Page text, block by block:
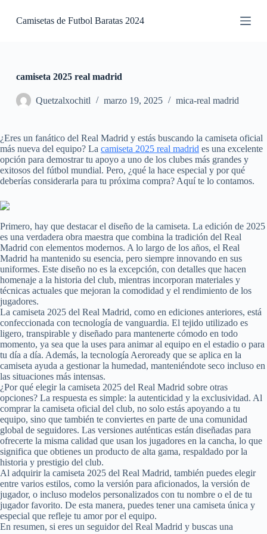
e
n
i
d
o
Camisetas de Futbol Baratas 2024
camiseta 2025 real madrid
Quetzalxochitl marzo 19, 2025 mica-real madrid
¿Eres un fanático del Real Madrid y estás buscando la camiseta oficial
más nueva del equipo? La camiseta 2025 real madrid es una excelente
opción para demostrar tu apoyo a uno de los clubes más grandes y
exitosos del fútbol mundial. Pero, ¿qué la hace especial y por qué
deberías considerarla para tu próxima compra? Aquí te lo contamos.
Primero, hay que destacar el diseño de la camiseta. La edición de 2025
es una verdadera obra maestra que combina la tradición del Real
Madrid con elementos modernos. A lo largo de los años, el Real
Madrid ha mantenido su esencia, pero siempre innovando en sus
uniformes. Este diseño no es la excepción, con detalles que hacen
homenaje a la historia del club, mientras incorporan materiales y
técnicas actuales que mejoran la comodidad y el rendimiento de los
jugadores.
La camiseta 2025 del Real Madrid, como en ediciones anteriores, está
confeccionada con tecnología de vanguardia. El tejido utilizado es
ligero, transpirable y diseñado para mantenerte cómodo en todo
momento, ya sea que la uses para animar al equipo en el estadio o para
tu día a día. Además, la tecnología Aeroready que se aplica en la
camiseta ayuda a gestionar la humedad, manteniéndote seco incluso en
las situaciones más intensas.
¿Por qué elegir la camiseta 2025 del Real Madrid sobre otras
opciones? La respuesta es simple: la autenticidad y la exclusividad. Al
comprar la camiseta oficial del club, no solo estás apoyando a tu
equipo, sino que también te conviertes en parte de una comunidad
global de seguidores. Las versiones auténticas están diseñadas para
ofrecerte la misma calidad que usan los jugadores en la cancha, lo que
significa que obtienes un producto de alta gama, respaldado por la
historia y prestigio del club.
Al adquirir la camiseta 2025 del Real Madrid, también puedes elegir
entre varios estilos, como la versión para aficionados, la versión de
jugador, o incluso modelos personalizados con tu nombre o el de tu
jugador favorito. De esta manera, puedes tener una camiseta única y
especial que refleje tu amor por el equipo.
En resumen, si eres un seguidor del Real Madrid y buscas una